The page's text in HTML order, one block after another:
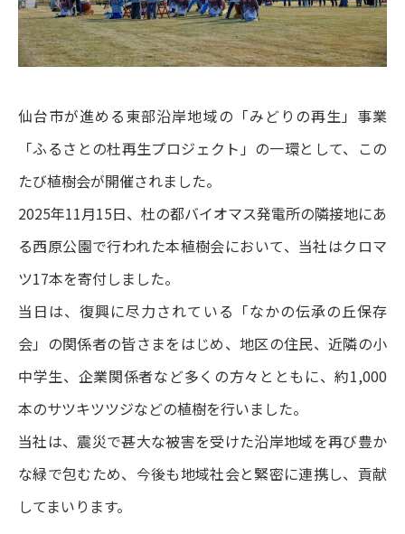
バイオマス発電の取り組み
IRカレンダー
よくあるご質問
IRメール配信
仙台市が進める東部沿岸地域の「みどりの再生」事業
「ふるさとの杜再生プロジェクト」の一環として、この
たび植樹会が開催されました。
2025年11月15日、杜の都バイオマス発電所の隣接地にあ
る西原公園で行われた本植樹会において、当社はクロマ
ツ17本を寄付しました。
当日は、復興に尽力されている「なかの伝承の丘保存
会」の関係者の皆さまをはじめ、地区の住民、近隣の小
中学生、企業関係者など多くの方々とともに、約1,000
本のサツキツツジなどの植樹を行いました。
当社は、震災で甚大な被害を受けた沿岸地域を再び豊か
な緑で包むため、今後も地域社会と緊密に連携し、貢献
してまいります。